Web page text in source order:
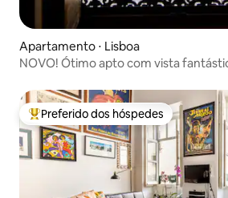
Apartamento ⋅ Lisboa
NOVO! Ótimo apto com vista
Entre os melhores preferidos dos
Preferido dos hóspedes